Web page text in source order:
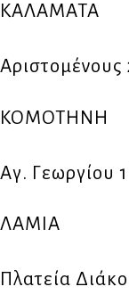
ΚΑΛΑΜΑΤΑ
ΚΟΜΟΤΗΝΗ
Αγ. Γεωργίου
ΛΑΜΙΑ
Πλατεία